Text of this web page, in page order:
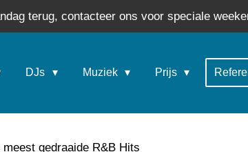
terug, contacteer ons voor speciale
DJs Muziek Prijs
meest gedraaide R&B Hits